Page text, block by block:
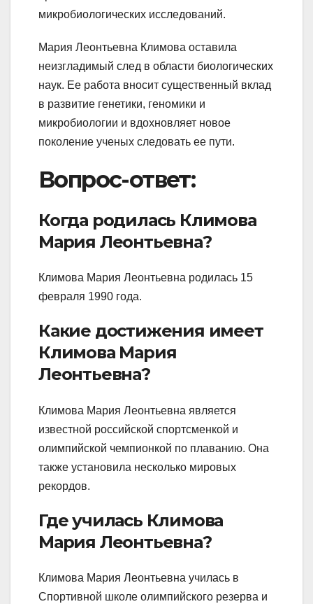
микробиологических исследований.
Мария Леонтьевна Климова оставила
неизгладимый след в области биологических
наук. Ее работа вносит существенный вклад
в развитие генетики, геномики и
микробиологии и вдохновляет новое
поколение ученых следовать ее пути.
Вопрос-ответ:
Когда родилась Климова
Мария Леонтьевна?
Климова Мария Леонтьевна родилась 15
февраля 1990 года.
Какие достижения имеет
Климова Мария
Леонтьевна?
Климова Мария Леонтьевна является
известной российской спортсменкой и
олимпийской чемпионкой по плаванию. Она
также установила несколько мировых
рекордов.
Где училась Климова
Мария Леонтьевна?
Климова Мария Леонтьевна училась в
Спортивной школе олимпийского резерва и